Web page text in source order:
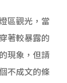
區觀光，當
著較暴露的
現象，但請
不成文的條